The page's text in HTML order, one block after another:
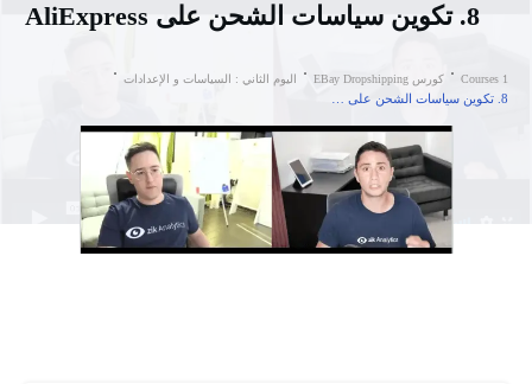
8. تكوين سياسات الشحن على AliExpress
Courses 1 كورس EBay Dropshipping اليوم الثاني : السياسات و الإعدادات